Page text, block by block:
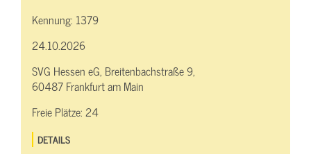
Kennung: 1379
24.10.2026
SVG Hessen eG, Breitenbachstraße 9,
60487 Frankfurt am Main
Freie Plätze:24
DETAILS